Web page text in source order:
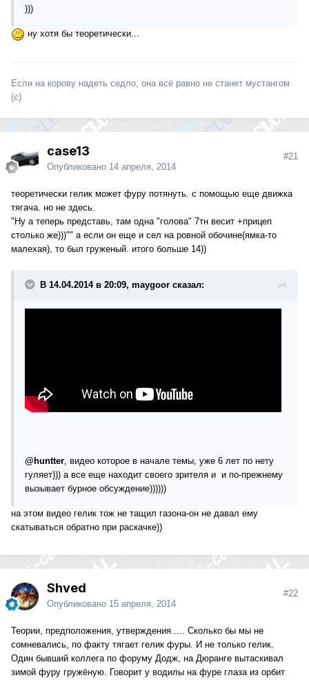
)))
ну хотя бы теоретически...
Если на корову надеть седло, она всё равно не станет мустангом
(с)
case13
Опубликовано 14 апреля, 2014
#21
теоретически гелик может фуру потянуть. с помощью еще движка
тягача. но не здесь.
"Ну а теперь представь, там одна "голова" 7тн весит +прицеп
столько же)))"" а если он еще и сел на ровной обочине(ямка-то
малехая), то был груженый. итого больше 14))
В 14.04.2014 в 20:09, maygoor сказал:
@huntter, видео которое в начале темы, уже 6 лет по нету
гуляет))) а все еще находит своего зрителя и и по-прежнему
вызывает бурное обсуждение))))))
на этом видео гелик тож не тащил газона-он не давал ему
скатываться обратно при раскачке))
Shved
Опубликовано 15 апреля, 2014
#22
Теории, предположения, утверждения..... Сколько бы мы не
сомневались, по факту тягает гелик фуры. И не только гелик.
Один бывший коллега по форуму Додж, на Дюранге вытаскивал
зимой фуру гружёную. Говорит у водилы на фуре глаза из орбит